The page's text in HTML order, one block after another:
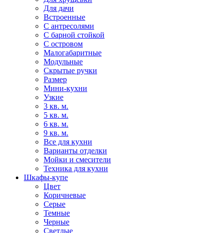
Для дачи
Встроенные
С антресолями
С барной стойкой
С островом
Малогабаритные
Модульные
Скрытые ручки
Размер
Мини-кухни
Узкие
3 кв. м.
5 кв. м.
6 кв. м.
9 кв. м.
Все для кухни
Варианты отделки
Мойки и смесители
Техника для кухни
Шкафы-купе
Цвет
Коричневые
Серые
Темные
Черные
Светлые